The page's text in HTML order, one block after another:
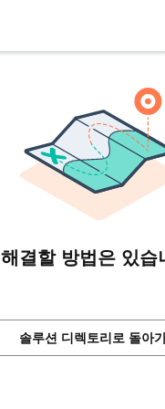
해결할 방법은 있습
솔루션 디렉토리로 돌아가